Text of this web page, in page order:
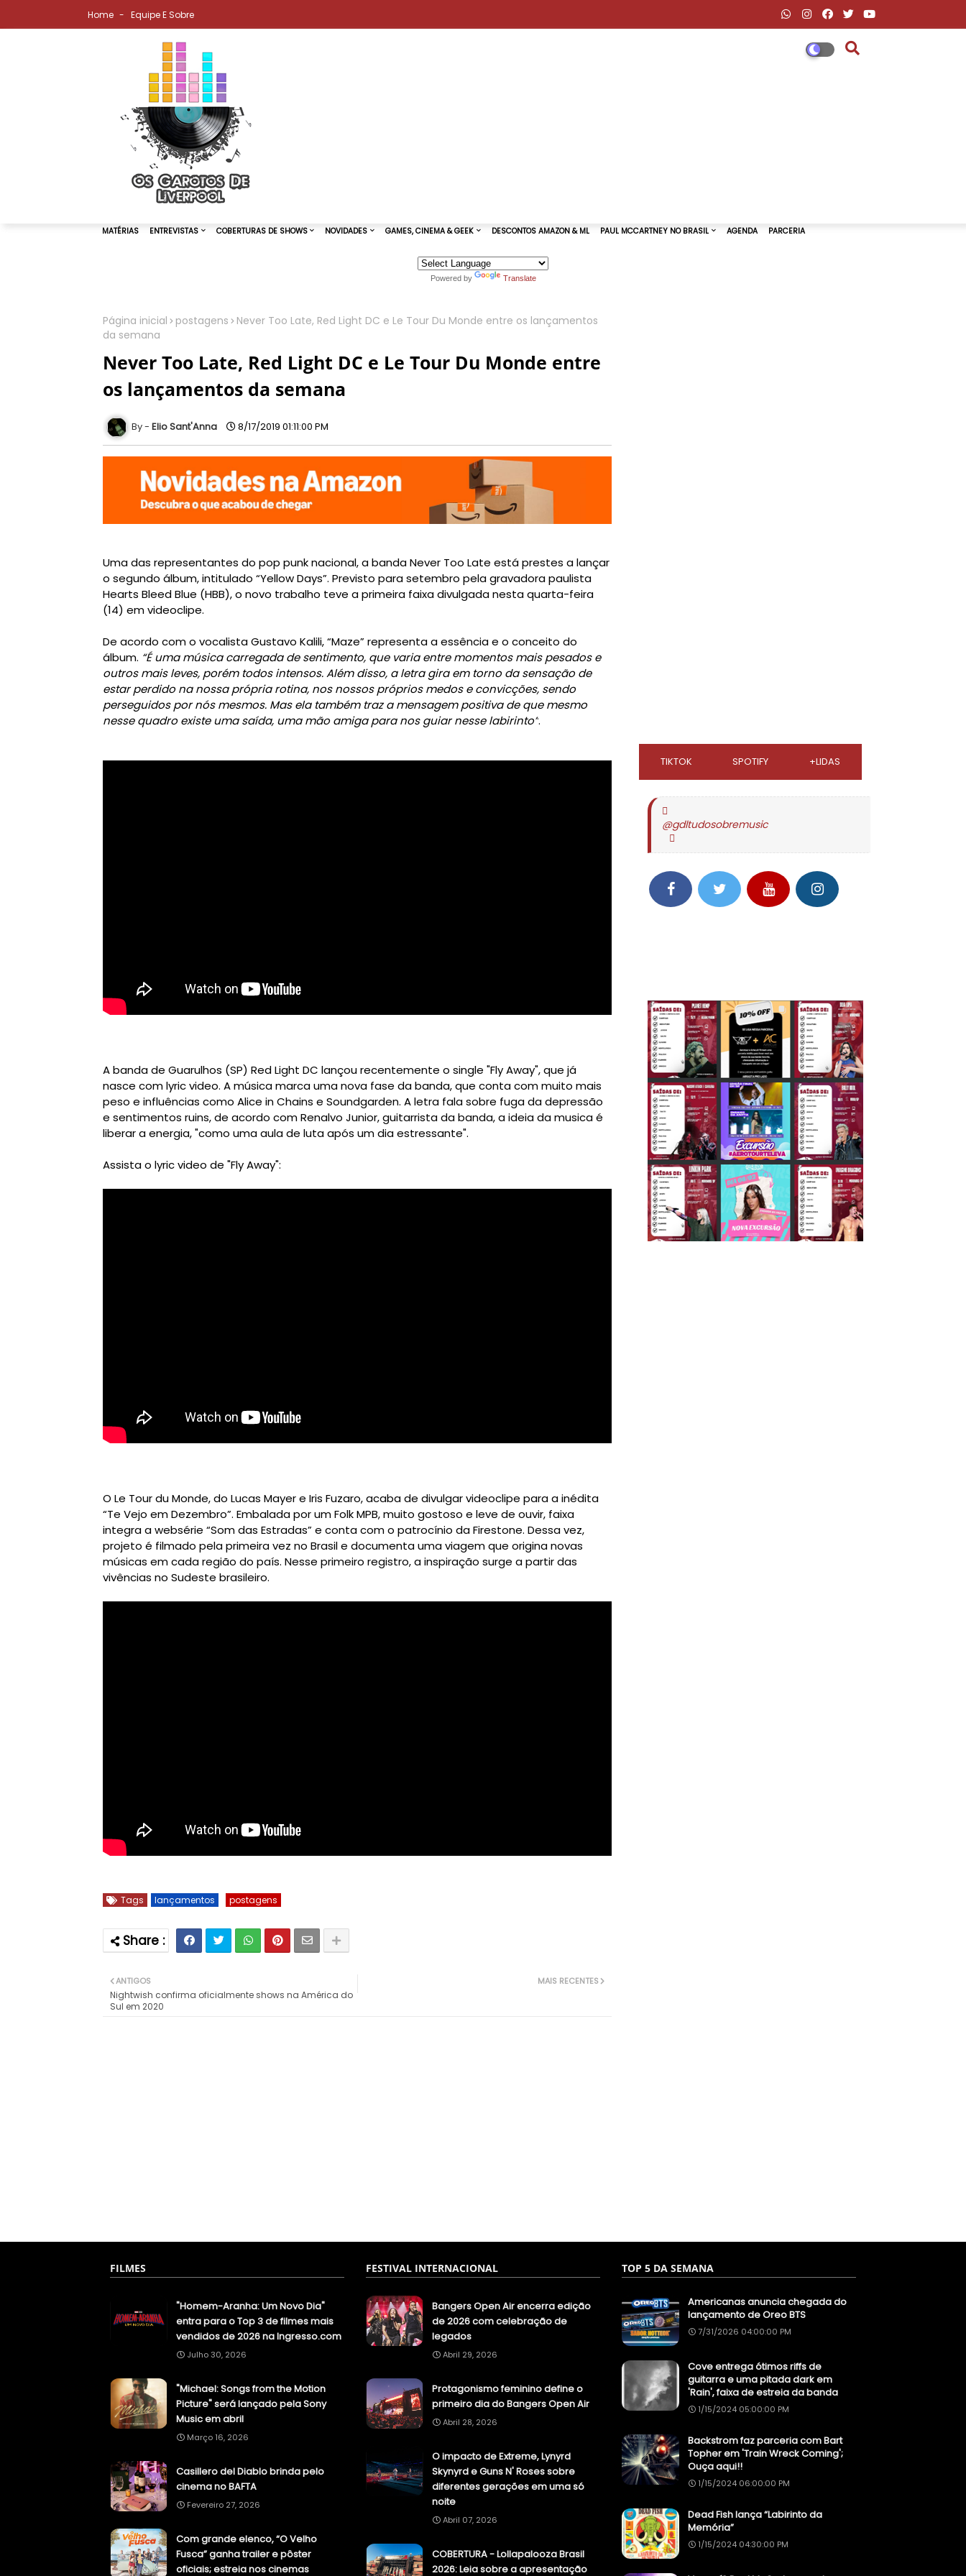
Home Equipe E Sobre
Powered by Translate
Página inicial postagens
Never Too Late, Red Light DC e Le Tour Du Monde entre os lançamentos
da semana
Never Too Late, Red Light DC e Le Tour Du Monde entre
os lançamentos da semana
Elio Sant'Anna 8/17/2019 01:11:00 PM
Uma das representantes do pop punk nacional, a banda Never Too Late está prestes a lançar
o segundo álbum, intitulado “Yellow Days”. Previsto para setembro pela gravadora paulista
Hearts Bleed Blue (HBB), o novo trabalho teve a primeira faixa divulgada nesta quarta-feira
(14) em videoclipe.
De acordo com o vocalista Gustavo Kalili, “Maze” representa a essência e o conceito do
álbum. “É uma música carregada de sentimento, que varia entre momentos mais pesados e
outros mais leves, porém todos intensos. Além disso, a letra gira em torno da sensação de
estar perdido na nossa própria rotina, nos nossos próprios medos e convicções, sendo
perseguidos por nós mesmos. Mas ela também traz a mensagem positiva de que mesmo
nesse quadro existe uma saída, uma mão amiga para nos guiar nesse labirinto”.
A banda de Guarulhos (SP) Red Light DC lançou recentemente o single "Fly Away", que já
nasce com lyric video. A música marca uma nova fase da banda, que conta com muito mais
peso e influências como Alice in Chains e Soundgarden. A letra fala sobre fuga da depressão
e sentimentos ruins, de acordo com Renalvo Junior, guitarrista da banda, a ideia da musica é
liberar a energia, "como uma aula de luta após um dia estressante".
Assista o lyric video de "Fly Away":
O Le Tour du Monde, do Lucas Mayer e Iris Fuzaro, acaba de divulgar videoclipe para a inédita
“Te Vejo em Dezembro”. Embalada por um Folk MPB, muito gostoso e leve de ouvir, faixa
integra a websérie “Som das Estradas” e conta com o patrocínio da Firestone. Dessa vez,
projeto é filmado pela primeira vez no Brasil e documenta uma viagem que origina novas
músicas em cada região do país. Nesse primeiro registro, a inspiração surge a partir das
vivências no Sudeste brasileiro.
Tags lançamentos postagens
MAIS RECENTES
ANTIGOS
Nightwish confirma oficialmente shows na América do
Sul em 2020
TIKTOK SPOTIFY +LIDAS
@gdltudosobremusic
FILMES
"Homem-Aranha: Um Novo Dia"
entra para o Top 3 de filmes mais
vendidos de 2026 na Ingresso.com
Julho 30, 2026
"Michael: Songs from the Motion
Picture" será lançado pela Sony
Music em abril
Março 16, 2026
Casillero del Diablo brinda pelo
cinema no BAFTA
Fevereiro 27, 2026
Com grande elenco, “O Velho
Fusca” ganha trailer e pôster
oficiais; estreia nos cinemas
FESTIVAL INTERNACIONAL
Bangers Open Air encerra edição
de 2026 com celebração de
legados
Abril 29, 2026
Protagonismo feminino define o
primeiro dia do Bangers Open Air
Abril 28, 2026
O impacto de Extreme, Lynyrd
Skynyrd e Guns N' Roses sobre
diferentes gerações em uma só
noite
Abril 07, 2026
COBERTURA - Lollapalooza Brasil
2026: Leia sobre a apresentação
TOP 5 DA SEMANA
Americanas anuncia chegada do
lançamento de Oreo BTS
7/31/2026 04:00:00 PM
Cove entrega ótimos riffs de
guitarra e uma pitada dark em
'Rain', faixa de estreia da banda
1/15/2024 05:00:00 PM
Backstrom faz parceria com Bart
Topher em 'Train Wreck Coming';
Ouça aqui!!
1/15/2024 06:00:00 PM
Dead Fish lança “Labirinto da
Memória”
1/15/2024 04:30:00 PM